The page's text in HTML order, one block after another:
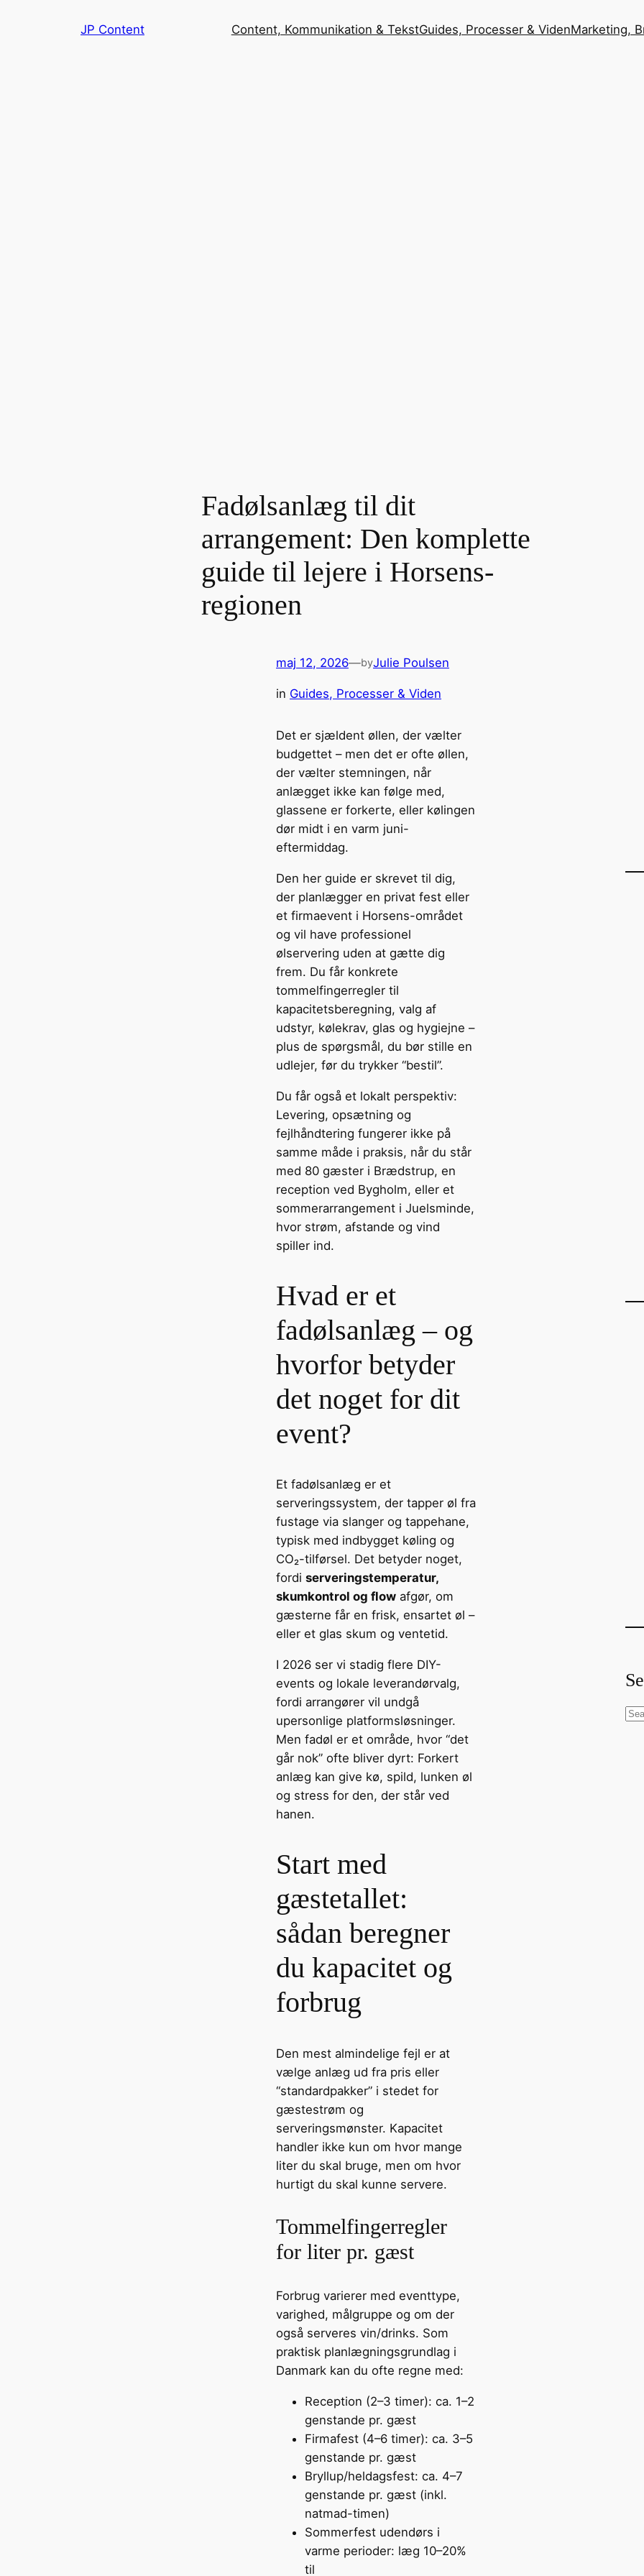
JP Content Content, Kommunikation & TekstGuides, Processer & VidenMarketing,
Fadølsanlæg til dit
arrangement: Den komplette
guide til lejere i Horsens-
regionen
maj 12, 2026—byJulie Poulsen
in Guides, Processer & Viden
Det er sjældent øllen, der vælter
budgettet – men det er ofte øllen,
der vælter stemningen, når
anlægget ikke kan følge med,
glassene er forkerte, eller kølingen
dør midt i en varm juni-
eftermiddag.
Den her guide er skrevet til dig,
der planlægger en privat fest eller
et firmaevent i Horsens-området
og vil have professionel
ølservering uden at gætte dig
frem. Du får konkrete
tommelfingerregler til
kapacitetsberegning, valg af
udstyr, kølekrav, glas og hygiejne –
plus de spørgsmål, du bør stille en
udlejer, før du trykker “bestil”.
Du får også et lokalt perspektiv:
Levering, opsætning og
fejlhåndtering fungerer ikke på
samme måde i praksis, når du står
med 80 gæster i Brædstrup, en
reception ved Bygholm, eller et
sommerarrangement i Juelsminde,
hvor strøm, afstande og vind
spiller ind.
Hvad er et
fadølsanlæg – og
hvorfor betyder
det noget for dit
event?
Et fadølsanlæg er et
serveringssystem, der tapper øl fra
fustage via slanger og tappehane,
typisk med indbygget køling og
CO₂-tilførsel. Det betyder noget,
fordi serveringstemperatur,
skumkontrol og flow afgør, om
gæsterne får en frisk, ensartet øl –
eller et glas skum og ventetid.
I 2026 ser vi stadig flere DIY-
events og lokale leverandørvalg,
fordi arrangører vil undgå
upersonlige platformsløsninger.
Men fadøl er et område, hvor “det
går nok” ofte bliver dyrt: Forkert
anlæg kan give kø, spild, lunken øl
og stress for den, der står ved
hanen.
Start med
gæstetallet:
sådan beregner
du kapacitet og
forbrug
Den mest almindelige fejl er at
vælge anlæg ud fra pris eller
“standardpakker” i stedet for
gæstestrøm og
serveringsmønster. Kapacitet
handler ikke kun om hvor mange
liter du skal bruge, men om hvor
hurtigt du skal kunne servere.
Tommelfingerregler
for liter pr. gæst
Forbrug varierer med eventtype,
varighed, målgruppe og om der
også serveres vin/drinks. Som
praktisk planlægningsgrundlag i
Danmark kan du ofte regne med:
Reception (2–3 timer): ca. 1–2
genstande pr. gæst
Firmafest (4–6 timer): ca. 3–5
genstande pr. gæst
Bryllup/heldagsfest: ca. 4–7
genstande pr. gæst (inkl.
natmad-timen)
Sommerfest udendørs i
varme perioder: læg 10–20%
til
S